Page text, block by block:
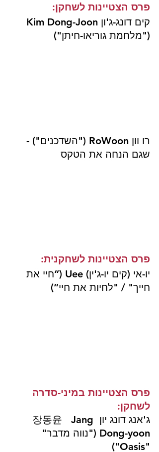
פרס הצטיינות לשחקן:
("מלחמת גוריאו-חיתן")
רו וון RoWoon ("השדכנים") -
שגם הנחה את הטקס
פרס הצטיינות לשחקנית:
יו-אי (קים יו-ג'ין) Uee
(“חיי את
חייך" / "לחיות את חיי”)
פרס הצטיינות במיני-סדרה
לשחקן:
ג'אנג דונג יון 장동윤   Jang
Dong-yoon ("נווה מדבר"
"Oasis")